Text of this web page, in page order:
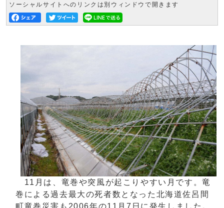
ソーシャルサイトへのリンクは別ウィンドウで開きます
11月は、竜巻や突風が起こりやすい月です。竜
巻による過去最大の死者数となった北海道佐呂間
町竜巻災害も2006年の11月7日に発生しました。